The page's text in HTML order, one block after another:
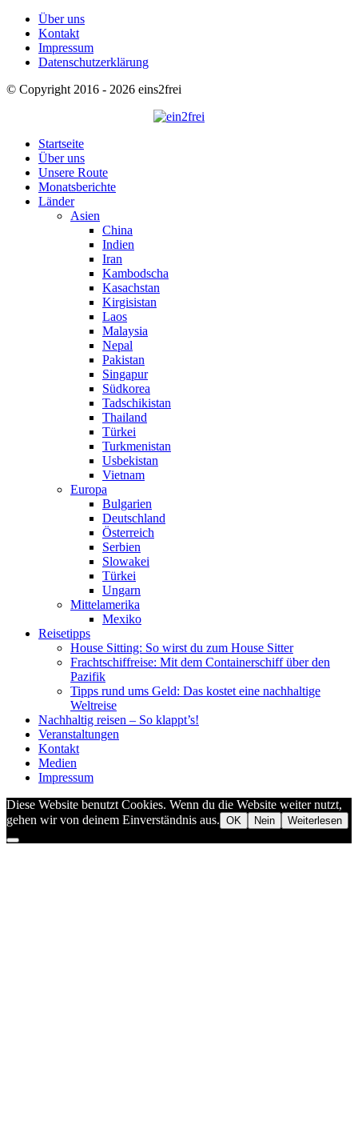
Über uns
Kontakt
Impressum
Datenschutzerklärung
© Copyright 2016 - 2026 eins2frei
Startseite
Über uns
Unsere Route
Monatsberichte
Länder
Asien
China
Indien
Iran
Kambodscha
Kasachstan
Kirgisistan
Laos
Malaysia
Nepal
Pakistan
Singapur
Südkorea
Tadschikistan
Thailand
Türkei
Turkmenistan
Usbekistan
Vietnam
Europa
Bulgarien
Deutschland
Österreich
Serbien
Slowakei
Türkei
Ungarn
Mittelamerika
Mexiko
Reisetipps
House Sitting: So wirst du zum House Sitter
Frachtschiffreise: Mit dem Containerschiff über den
Pazifik
Tipps rund ums Geld: Das kostet eine nachhaltige
Weltreise
Nachhaltig reisen – So klappt’s!
Veranstaltungen
Kontakt
Medien
Impressum
Diese Website benutzt Cookies. Wenn du die Website weiter nutzt,
gehen wir von deinem Einverständnis aus. OK Nein Weiterlesen